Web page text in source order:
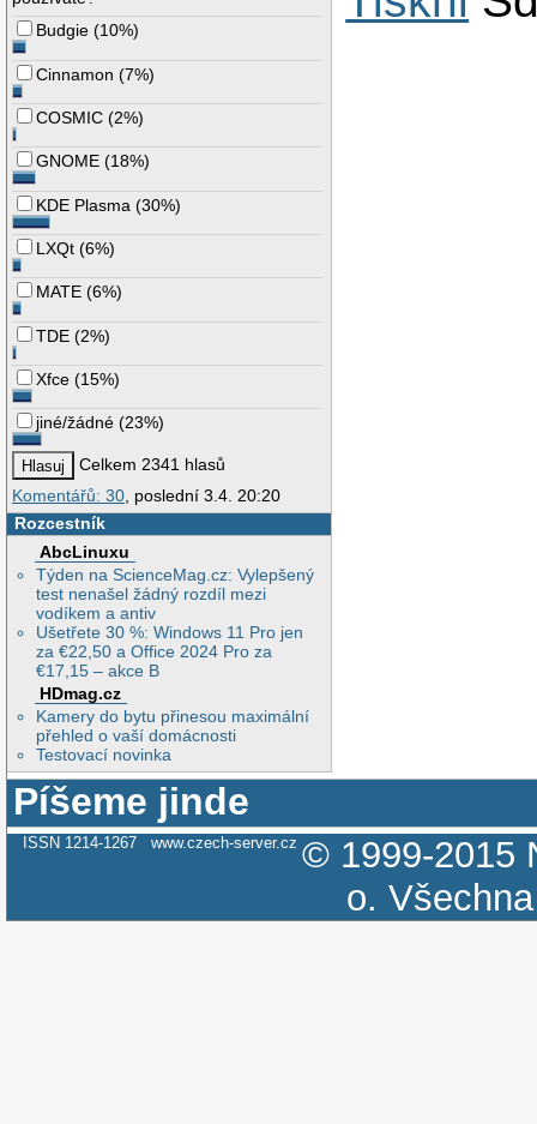
Budgie (10%)
Cinnamon (7%)
COSMIC (2%)
GNOME (18%)
KDE Plasma (30%)
LXQt (6%)
MATE (6%)
TDE (2%)
Xfce (15%)
jiné/žádné (23%)
Celkem 2341 hlasů
Komentářů: 30 , poslední 3.4. 20:20
Rozcestník
AbcLinuxu
Týden na ScienceMag.cz: Vylepšený
test nenašel žádný rozdíl mezi
vodíkem a antiv
Ušetřete 30 %: Windows 11 Pro jen
za €22,50 a Office 2024 Pro za
€17,15 – akce B
HDmag.cz
Kamery do bytu přinesou maximální
přehled o vaší domácnosti
Testovací novinka
Píšeme jinde
ISSN 1214-1267 www.czech-server.cz © 1999-2015
o.